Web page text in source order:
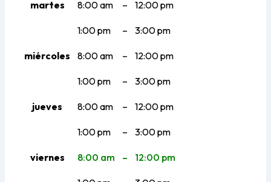
martes 8:00 am – 12:00 pm
1:00 pm – 3:00 pm
miércoles 8:00 am – 12:00 pm
1:00 pm – 3:00 pm
jueves 8:00 am – 12:00 pm
1:00 pm – 3:00 pm
viernes 8:00 am – 12:00 pm